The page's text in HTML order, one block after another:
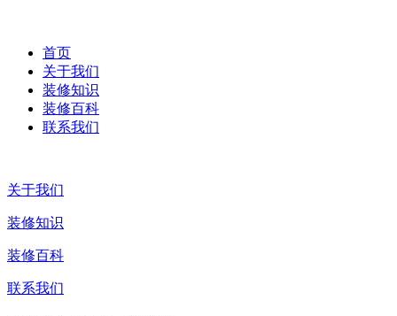
首页
关于我们
装修知识
装修百科
联系我们
关于我们
装修知识
装修百科
联系我们